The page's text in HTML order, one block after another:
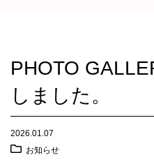
PHOTO
しました。
2026.01.07
お知らせ